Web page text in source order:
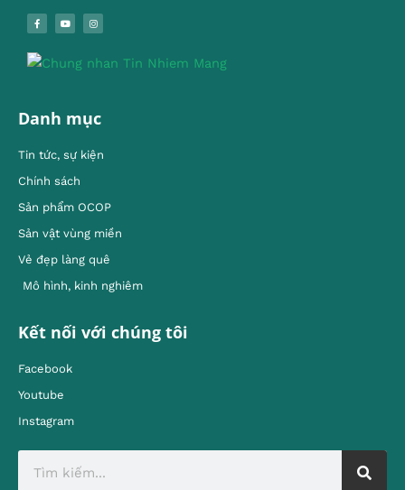
Danh mục
Tin tức, sự kiện
Chính sách
Sản phẩm OCOP
Sản vật vùng miền
Vẻ đẹp làng quê
Mô hình, kinh nghiêm
Kết nối với chúng tôi
Facebook
Youtube
Instagram